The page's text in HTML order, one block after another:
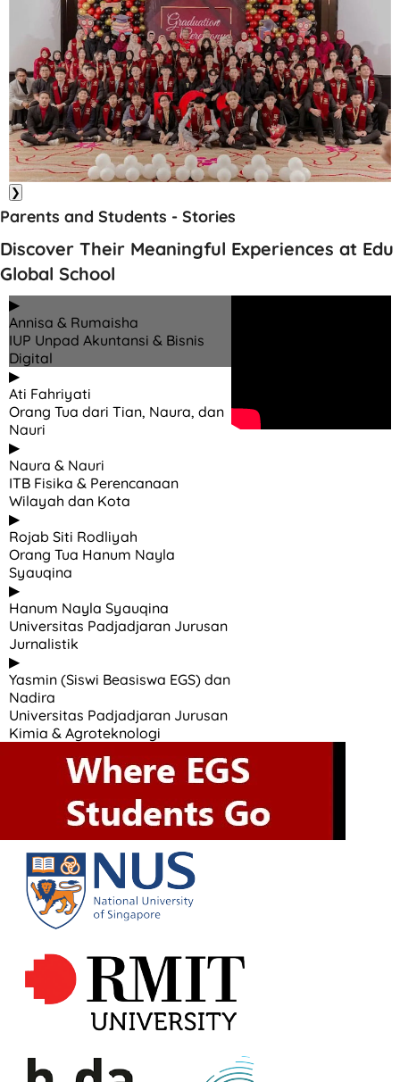
❯
Parents and Students - Stories
Discover Their Meaningful Experiences at Edu
Global School
▶
Annisa & Rumaisha
IUP Unpad Akuntansi & Bisnis
Digital
▶
Ati Fahriyati
Orang Tua dari Tian, Naura, dan
Nauri
▶
Naura & Nauri
ITB Fisika & Perencanaan
Wilayah dan Kota
▶
Rojab Siti Rodliyah
Orang Tua Hanum Nayla
Syauqina
▶
Hanum Nayla Syauqina
Universitas Padjadjaran Jurusan
Jurnalistik
▶
Yasmin (Siswi Beasiswa EGS) dan
Nadira
Universitas Padjadjaran Jurusan
Kimia & Agroteknologi